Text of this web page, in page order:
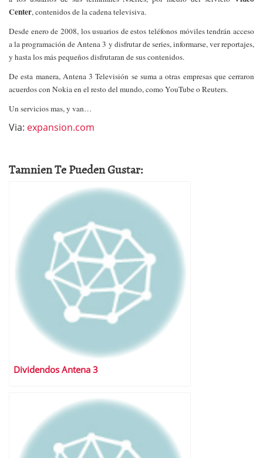
Center, contenidos de la cadena televisiva.
Desde enero de 2008, los usuarios de estos teléfonos móviles tendrán acceso
a la programación de Antena 3 y disfrutar de series, informarse, ver reportajes,
y hasta los más pequeños disfrutaran de sus contenidos.
De esta manera, Antena 3 Televisión se suma a otras empresas que cerraron
acuerdos con Nokia en el resto del mundo, como YouTube o Reuters.
Un servicios mas, y van…
Via: expansion.com
Tamnien Te Pueden Gustar:
Dividendos Antena 3